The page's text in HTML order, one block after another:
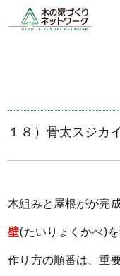
１８）骨太スジカ
木組みと屋根がが完
壁(たいりょくかべ)を
作り方の順番は、重